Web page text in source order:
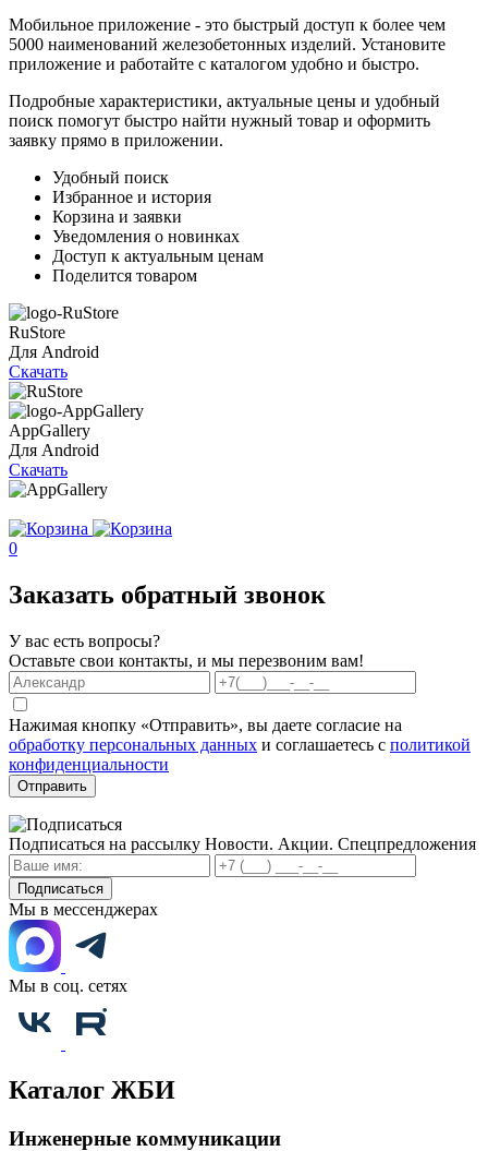
Мобильное приложение - это быстрый доступ к более чем
5000 наименований железобетонных изделий. Установите
приложение и работайте с каталогом удобно и быстро.
Подробные характеристики, актуальные цены и удобный
поиск помогут быстро найти нужный товар и оформить
заявку прямо в приложении.
Удобный поиск
Избранное и история
Корзина и заявки
Уведомления о новинках
Доступ к актуальным ценам
Поделится товаром
RuStore
Для Android
Скачать
AppGallery
Для Android
Скачать
0
Заказать обратный звонок
У вас есть вопросы?
Оставьте свои контакты, и мы перезвоним вам!
Нажимая кнопку «Отправить», вы даете согласие на
обработку персональных данных и соглашаетесь с политикой
конфиденциальности
Отправить
Подписаться на рассылку Новости. Акции. Спецпредложения
Подписаться
Мы в мессенджерах
Мы в соц. сетях
Каталог ЖБИ
Инженерные коммуникации